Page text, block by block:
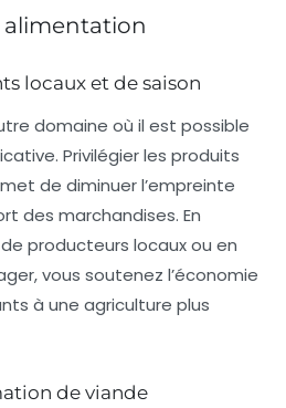
alimentation
locaux et de saison
domaine où il est possible
Privilégier les produits
de diminuer l’empreinte
des marchandises. En
producteurs locaux ou en
vous soutenez l’économie
à une agriculture plus
de viande